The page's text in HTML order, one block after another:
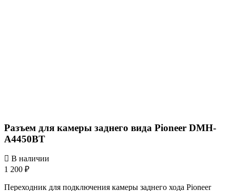
Разъем для камеры заднего вида Pioneer DMH-
A4450BT
В наличии
1 200 ₽
Переходник для подключения камеры заднего хода Pioneer